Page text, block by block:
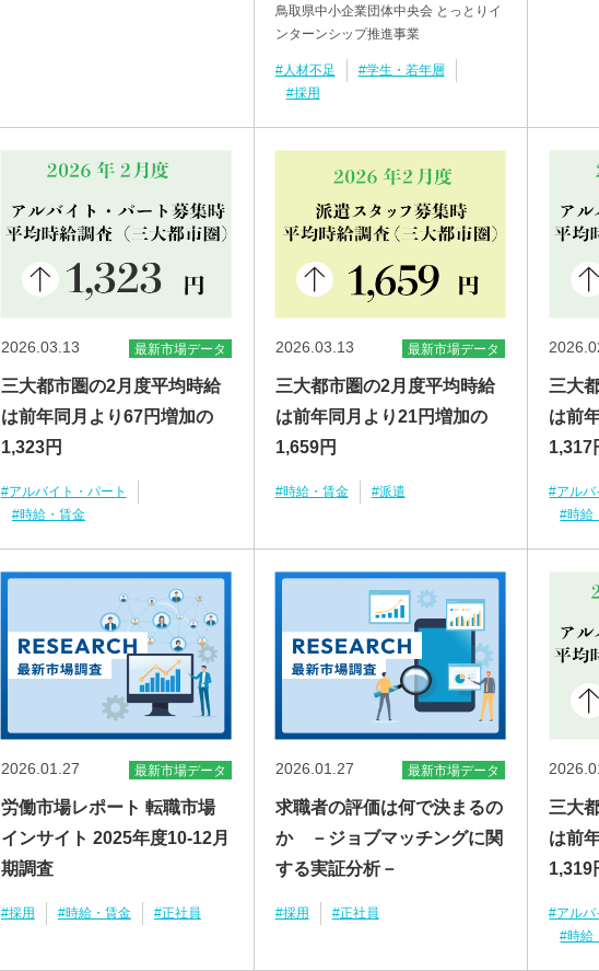
鳥取県中小企業団体中央会 とっとりイ
ンターンシップ推進事業
#人材不足
#学生・若年層
#採用
2026.03.13 最新市場データ
三大都市圏の2月度平均時給
は前年同月より67円増加の
1,323円
#アルバイト・パート
#時給・賃金
2026.03.13 最新市場データ
三大都市圏の2月度平均時給
は前年同月より21円増加の
1,659円
#時給・賃金 #派遣
三大
は前
1,317
#アルバ
#時給
2026.01.27 最新市場データ
労働市場レポート 転職市場
インサイト 2025年度10-12月
期調査
#採用 #時給・賃金 #正社員
2026.01.27 最新市場データ
求職者の評価は何で決まるの
か －ジョブマッチングに関
する実証分析－
#採用 #正社員
三大
は前
1,319
#アルバ
#時給